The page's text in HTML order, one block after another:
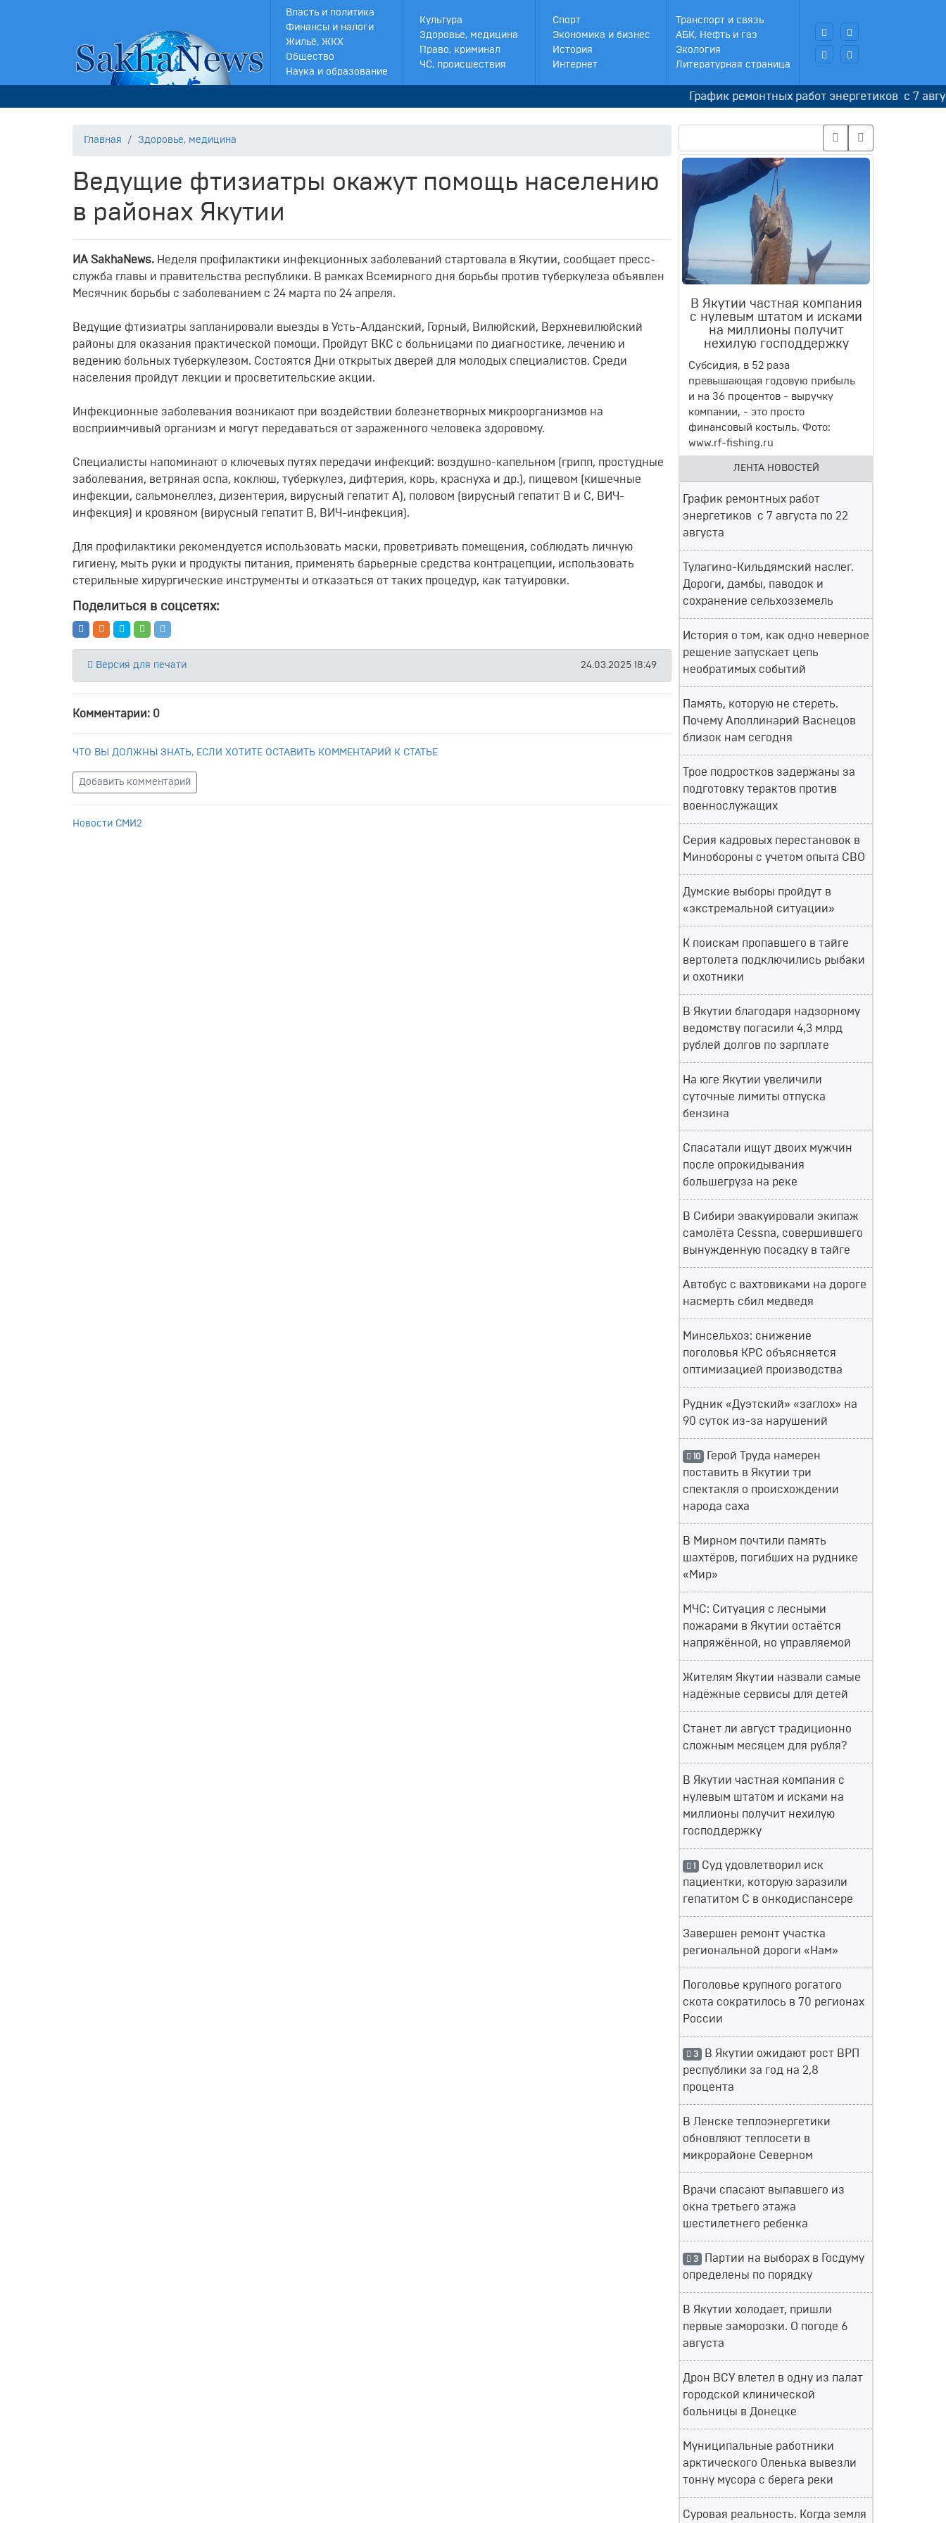
Власть и политика
Финансы и налоги
Жильё, ЖКХ
Общество
Наука и образование
Культура
Здоровье, медицина
Право, криминал
ЧС, происшествия
Спорт
Экономика и бизнес
История
Интернет
Транспорт и связь
АБК, Нефть и газ
Экология
Литературная страница
График ремонтных работ энергетиков с 7 августа по
Главная Здоровье, медицина
Ведущие фтизиатры окажут помощь населению
в районах Якутии
ИА SakhaNews. Неделя профилактики инфекционных заболеваний стартовала в Якутии, сообщает пресс-
служба главы и правительства республики. В рамках Всемирного дня борьбы против туберкулеза объявлен
Месячник борьбы с заболеванием с 24 марта по 24 апреля.
Ведущие фтизиатры запланировали выезды в Усть-Алданский, Горный, Вилюйский, Верхневилюйский
районы для оказания практической помощи. Пройдут ВКС с больницами по диагностике, лечению и
ведению больных туберкулезом. Состоятся Дни открытых дверей для молодых специалистов. Среди
населения пройдут лекции и просветительские акции.
Инфекционные заболевания возникают при воздействии болезнетворных микроорганизмов на
восприимчивый организм и могут передаваться от зараженного человека здоровому.
Специалисты напоминают о ключевых путях передачи инфекций: воздушно-капельном (грипп, простудные
заболевания, ветряная оспа, коклюш, туберкулез, дифтерия, корь, краснуха и др.), пищевом (кишечные
инфекции, сальмонеллез, дизентерия, вирусный гепатит А), половом (вирусный гепатит В и С, ВИЧ-
инфекция) и кровяном (вирусный гепатит В, ВИЧ-инфекция).
Для профилактики рекомендуется использовать маски, проветривать помещения, соблюдать личную
гигиену, мыть руки и продукты питания, применять барьерные средства контрацепции, использовать
стерильные хирургические инструменты и отказаться от таких процедур, как татуировки.
Поделиться в соцсетях:
Версия для печати 24.03.2025 18:49
Комментарии: 0
ЧТО ВЫ ДОЛЖНЫ ЗНАТЬ, ЕСЛИ ХОТИТЕ ОСТАВИТЬ КОММЕНТАРИЙ К СТАТЬЕ
Добавить комментарий
Новости СМИ2
В Якутии частная компания
с нулевым штатом и исками
на миллионы получит
нехилую господдержку
Субсидия, в 52 раза
превышающая годовую прибыль
и на 36 процентов - выручку
компании, - это просто
финансовый костыль. Фото:
www.rf-fishing.ru
ЛЕНТА НОВОСТЕЙ
График ремонтных работ
энергетиков с 7 августа по 22
августа
Тулагино-Кильдямский наслег.
Дороги, дамбы, паводок и
сохранение сельхозземель
История о том, как одно неверное
решение запускает цепь
необратимых событий
Память, которую не стереть.
Почему Аполлинарий Васнецов
близок нам сегодня
Трое подростков задержаны за
подготовку терактов против
военнослужащих
Серия кадровых перестановок в
Минобороны с учетом опыта СВО
Думские выборы пройдут в
«экстремальной ситуации»
К поискам пропавшего в тайге
вертолета подключились рыбаки
и охотники
В Якутии благодаря надзорному
ведомству погасили 4,3 млрд
рублей долгов по зарплате
На юге Якутии увеличили
суточные лимиты отпуска
бензина
Спасатали ищут двоих мужчин
после опрокидывания
большегруза на реке
В Сибири эвакуировали экипаж
самолёта Cessna, совершившего
вынужденную посадку в тайге
Автобус с вахтовиками на дороге
насмерть сбил медведя
Минсельхоз: снижение
поголовья КРС объясняется
оптимизацией производства
Рудник «Дуэтский» «заглох» на
90 суток из-за нарушений
10 Герой Труда намерен
поставить в Якутии три
спектакля о происхождении
народа саха
В Мирном почтили память
шахтёров, погибших на руднике
«Мир»
МЧС: Ситуация с лесными
пожарами в Якутии остаётся
напряжённой, но управляемой
Жителям Якутии назвали самые
надёжные сервисы для детей
Станет ли август традиционно
сложным месяцем для рубля?
В Якутии частная компания с
нулевым штатом и исками на
миллионы получит нехилую
господдержку
1 Суд удовлетворил иск
пациентки, которую заразили
гепатитом С в онкодиспансере
Завершен ремонт участка
региональной дороги «Нам»
Поголовье крупного рогатого
скота сократилось в 70 регионах
России
3 В Якутии ожидают рост ВРП
республики за год на 2,8
процента
В Ленске теплоэнергетики
обновляют теплосети в
микрорайоне Северном
Врачи спасают выпавшего из
окна третьего этажа
шестилетнего ребенка
3 Партии на выборах в Госдуму
определены по порядку
В Якутии холодает, пришли
первые заморозки. О погоде 6
августа
Дрон ВСУ влетел в одну из палат
городской клинической
больницы в Донецке
Муниципальные работники
арктического Оленька вывезли
тонну мусора с берега реки
Суровая реальность. Когда земля